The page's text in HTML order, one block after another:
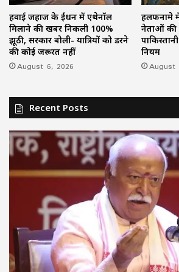
हवाई जहाज के ईंधन में एथेनॉल
मिलाने की खबर निकली 100%
झूठी, सरकार बोली- यात्रियों को डरने
की कोई जरूरत नहीं
August 6, 2026
हलफनामे
नेताओं की
नियम
August
Recent Posts